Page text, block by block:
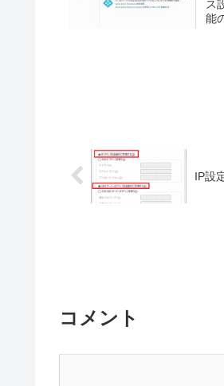
ス
能
IP設
コメント